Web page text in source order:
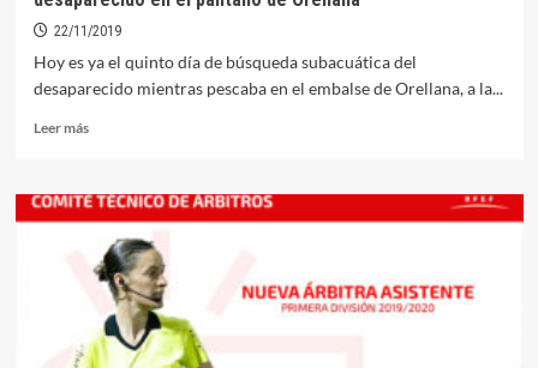
22/11/2019
Hoy es ya el quinto día de búsqueda subacuática del
desaparecido mientras pescaba en el embalse de Orellana, a la...
Leer másLeer
Los
GEAS
amplían
el
perímetro
búsqueda
del